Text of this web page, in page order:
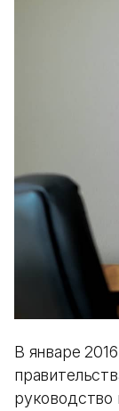
В январе